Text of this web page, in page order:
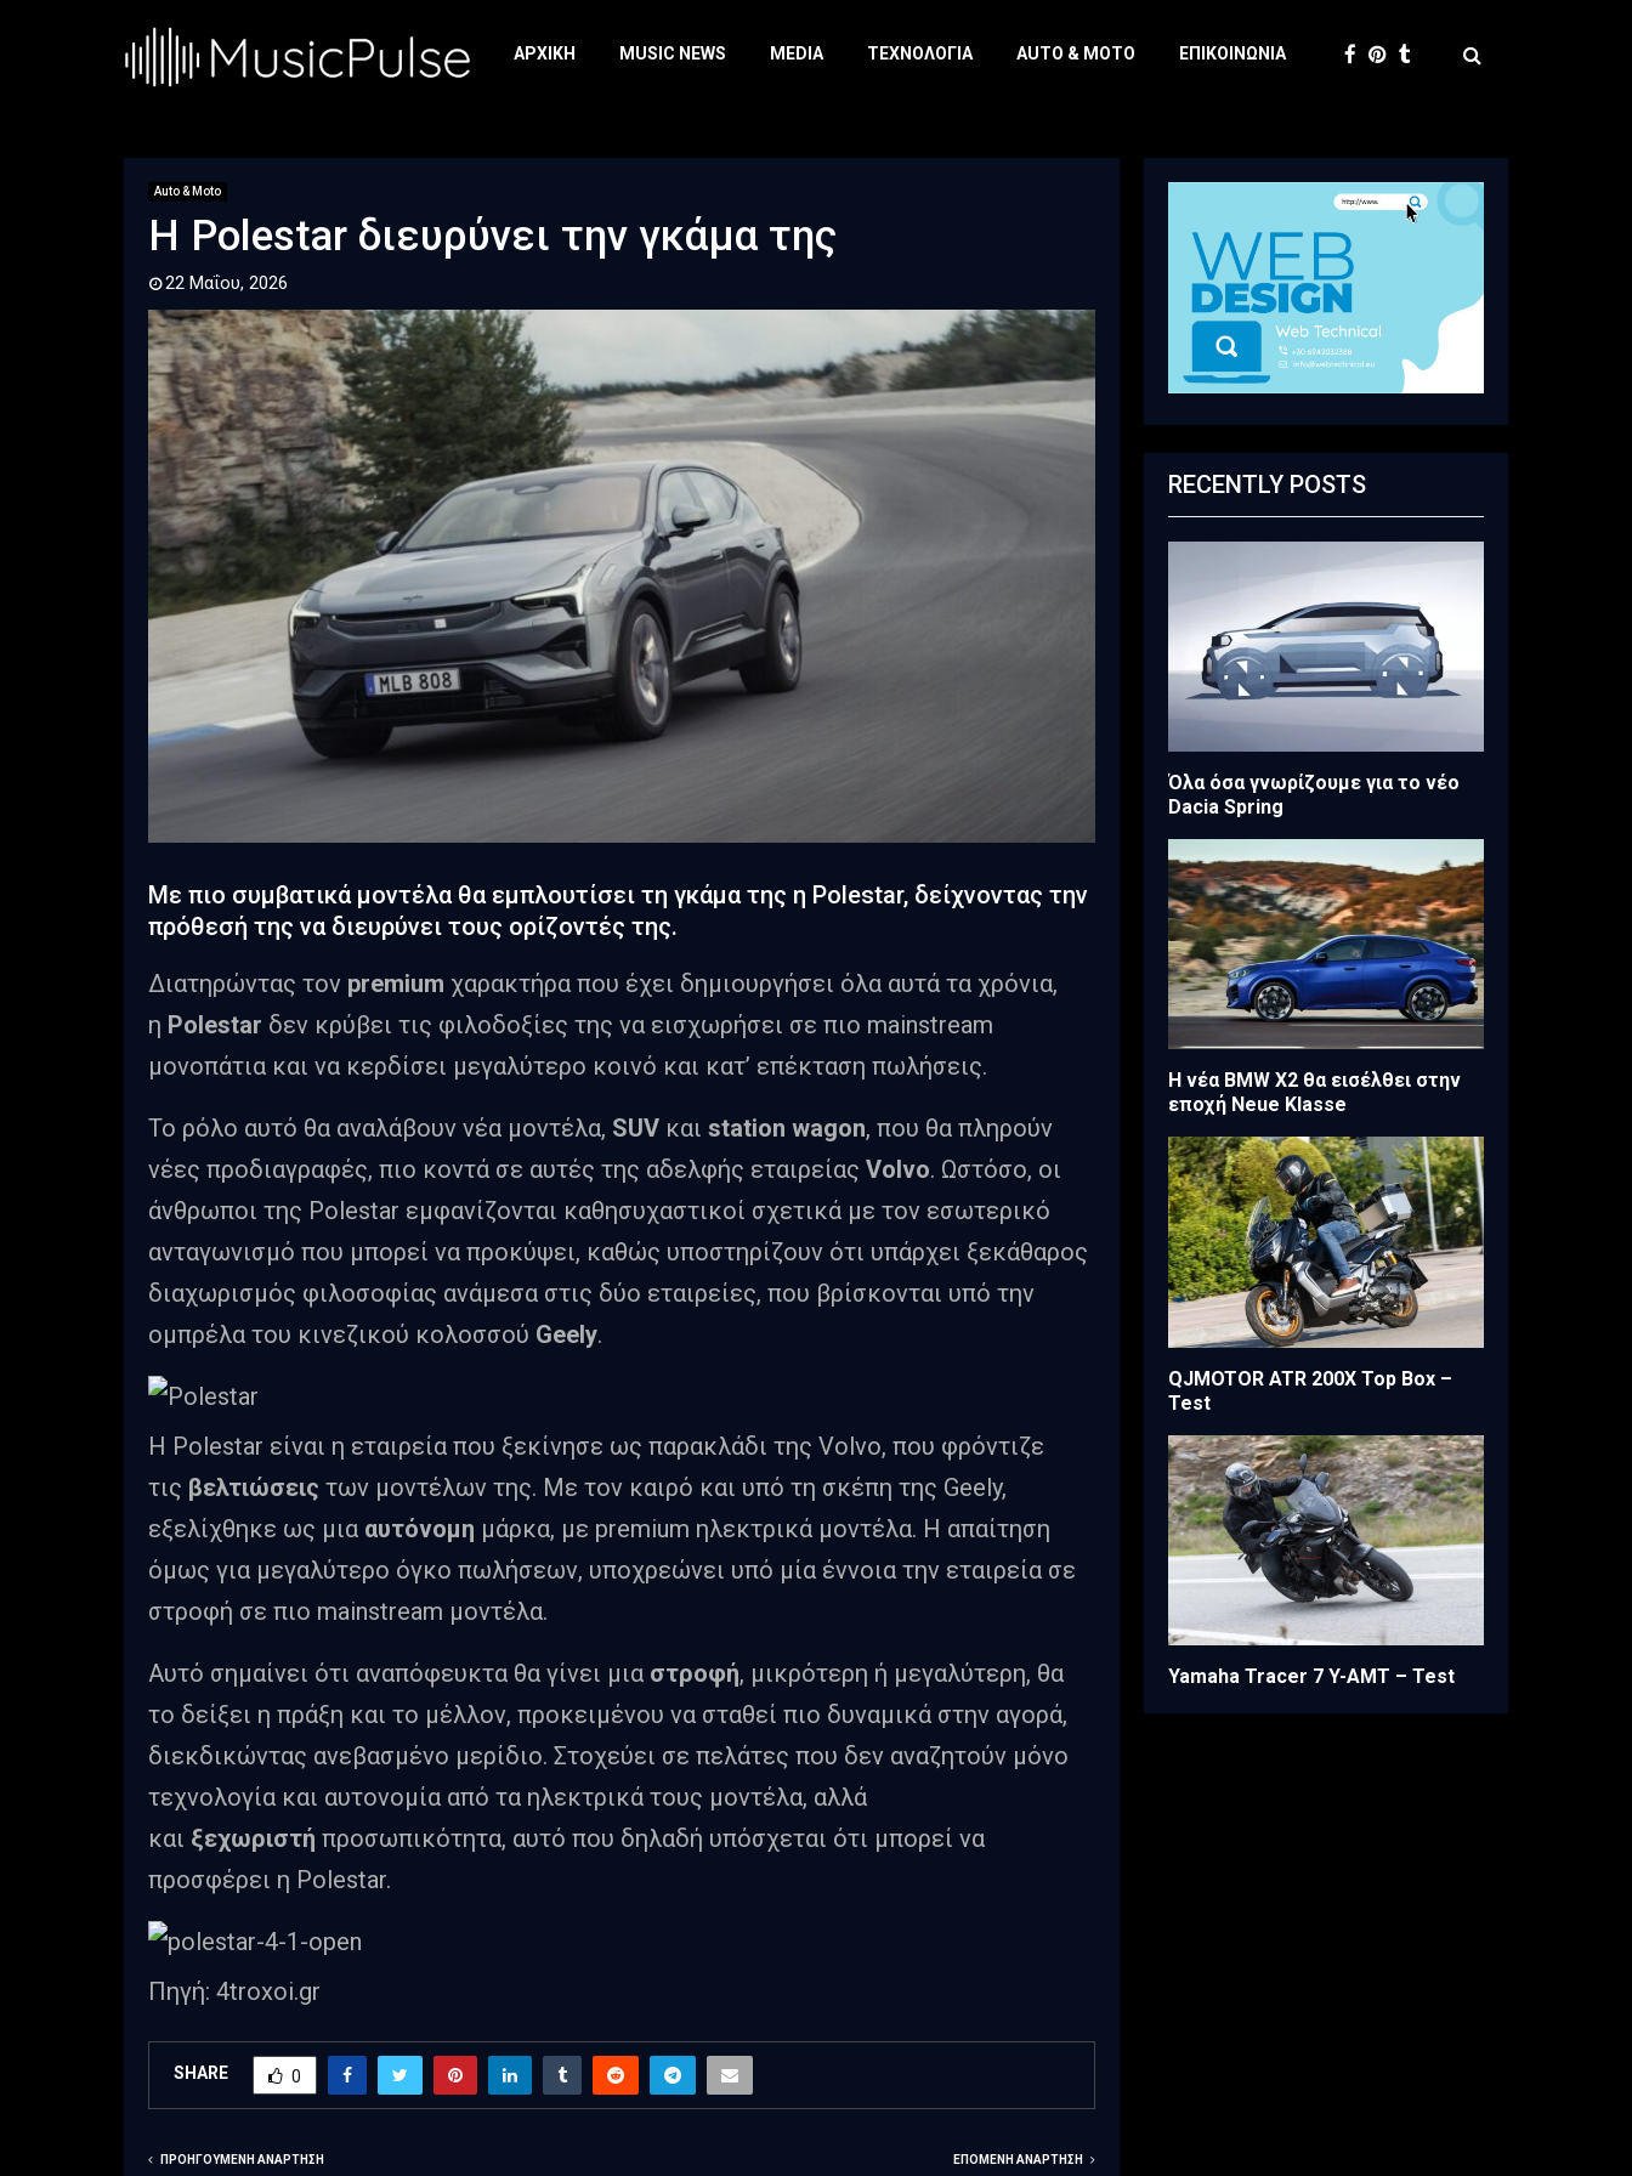
ΑΡΧΙΚΉ MUSIC NEWS MEDIA ΤΕΧΝΟΛΟΓΊΑ AUTO & MOTO ΕΠΙΚΟΙΝΩΝΊΑ
Auto & Moto
Η Polestar διευρύνει την γκάμα της
22 Μαΐου, 2026
Με πιο συμβατικά μοντέλα θα εμπλουτίσει τη γκάμα της η Polestar, δείχνοντας την
πρόθεσή της να διευρύνει τους ορίζοντές της.
Διατηρώντας τον premium χαρακτήρα που έχει δημιουργήσει όλα αυτά τα χρόνια,
η Polestar δεν κρύβει τις φιλοδοξίες της να εισχωρήσει σε πιο mainstream
μονοπάτια και να κερδίσει μεγαλύτερο κοινό και κατ’ επέκταση πωλήσεις.
Το ρόλο αυτό θα αναλάβουν νέα μοντέλα, SUV και station wagon, που θα πληρούν
νέες προδιαγραφές, πιο κοντά σε αυτές της αδελφής εταιρείας Volvo. Ωστόσο, οι
άνθρωποι της Polestar εμφανίζονται καθησυχαστικοί σχετικά με τον εσωτερικό
ανταγωνισμό που μπορεί να προκύψει, καθώς υποστηρίζουν ότι υπάρχει ξεκάθαρος
διαχωρισμός φιλοσοφίας ανάμεσα στις δύο εταιρείες, που βρίσκονται υπό την
ομπρέλα του κινεζικού κολοσσού Geely.
H Polestar είναι η εταιρεία που ξεκίνησε ως παρακλάδι της Volvo, που φρόντιζε
τις βελτιώσεις των μοντέλων της. Με τον καιρό και υπό τη σκέπη της Geely,
εξελίχθηκε ως μια αυτόνομη μάρκα, με premium ηλεκτρικά μοντέλα. Η απαίτηση
όμως για μεγαλύτερο όγκο πωλήσεων, υποχρεώνει υπό μία έννοια την εταιρεία σε
στροφή σε πιο mainstream μοντέλα.
Αυτό σημαίνει ότι αναπόφευκτα θα γίνει μια στροφή, μικρότερη ή μεγαλύτερη, θα
το δείξει η πράξη και το μέλλον, προκειμένου να σταθεί πιο δυναμικά στην αγορά,
διεκδικώντας ανεβασμένο μερίδιο. Στοχεύει σε πελάτες που δεν αναζητούν μόνο
τεχνολογία και αυτονομία από τα ηλεκτρικά τους μοντέλα, αλλά
και ξεχωριστή προσωπικότητα, αυτό που δηλαδή υπόσχεται ότι μπορεί να
προσφέρει η Polestar.
Πηγή: 4troxoi.gr
SHARE 0
ΠΡΟΗΓΟΎΜΕΝΗ ΑΝΆΡΤΗΣΗ ΕΠΌΜΕΝΗ ΑΝΆΡΤΗΣΗ
RECENTLY POSTS
Όλα όσα γνωρίζουμε για το νέο
Dacia Spring
Η νέα BMW X2 θα εισέλθει στην
εποχή Neue Klasse
QJMOTOR ATR 200X Top Box –
Test
Yamaha Tracer 7 Y-AMT – Test